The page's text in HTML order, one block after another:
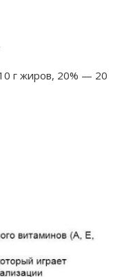
г жиров, 20% — 20